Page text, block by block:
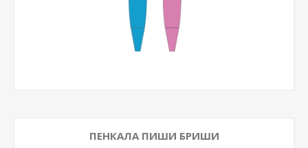
ПЕНКАЛА ПИШИ БРИШИ